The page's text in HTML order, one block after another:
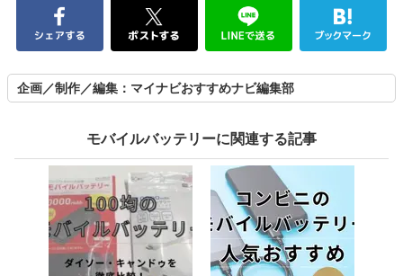
企画／制作／編集：マイナビおすすめナビ編集部
モバイルバッテリーに関連する記事